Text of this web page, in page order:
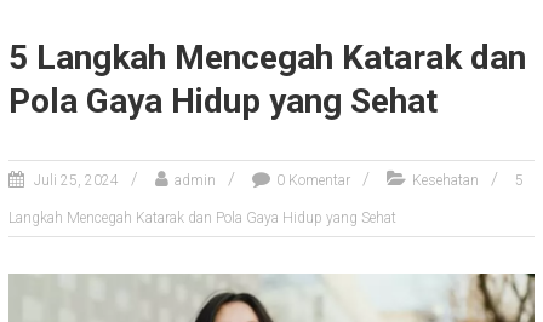
5 Langkah Mencegah Katarak dan
Pola Gaya Hidup yang Sehat
Juli 25, 2024 admin 0 Komentar Kesehatan 5
Langkah Mencegah Katarak dan Pola Gaya Hidup yang Sehat